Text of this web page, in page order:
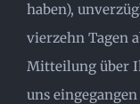
haben),
vierzehn Tagen
Mitteilung über
uns